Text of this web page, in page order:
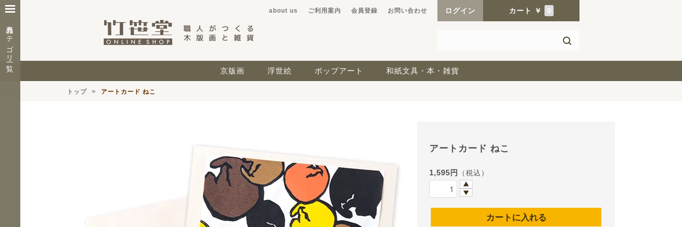
about us ご利用案内 会員登録 お問い合わせ ログイン カート ￥ 0
京版画 浮世絵 ポップアート 和紙文具・本・雑貨
商品カテゴリ一覧
トップ アートカード ねこ
アートカード ねこ
1,595円 （税込）